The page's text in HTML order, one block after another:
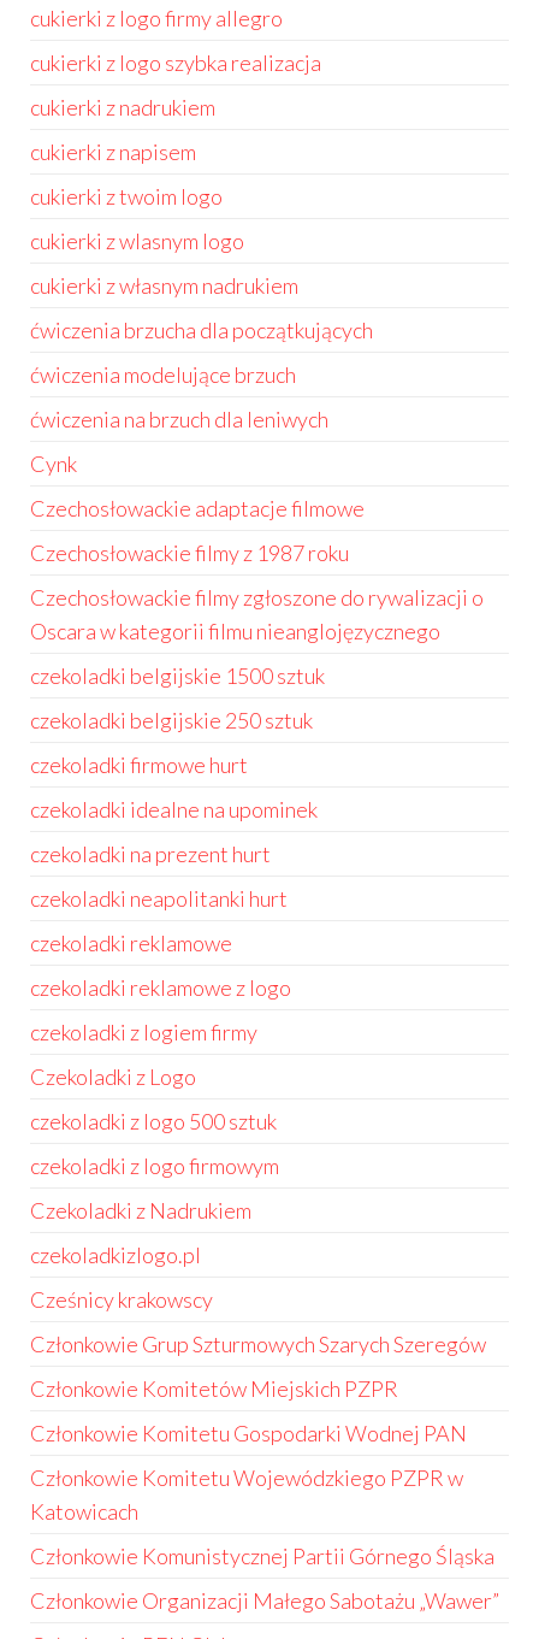
cukierki z logo firmy allegro
cukierki z logo szybka realizacja
cukierki z nadrukiem
cukierki z napisem
cukierki z twoim logo
cukierki z wlasnym logo
cukierki z własnym nadrukiem
ćwiczenia brzucha dla początkujących
ćwiczenia modelujące brzuch
ćwiczenia na brzuch dla leniwych
Cynk
Czechosłowackie adaptacje filmowe
Czechosłowackie filmy z 1987 roku
Czechosłowackie filmy zgłoszone do rywalizacji o
Oscara w kategorii filmu nieanglojęzycznego
czekoladki belgijskie 1500 sztuk
czekoladki belgijskie 250 sztuk
czekoladki firmowe hurt
czekoladki idealne na upominek
czekoladki na prezent hurt
czekoladki neapolitanki hurt
czekoladki reklamowe
czekoladki reklamowe z logo
czekoladki z logiem firmy
Czekoladki z Logo
czekoladki z logo 500 sztuk
czekoladki z logo firmowym
Czekoladki z Nadrukiem
czekoladkizlogo.pl
Cześnicy krakowscy
Członkowie Grup Szturmowych Szarych Szeregów
Członkowie Komitetów Miejskich PZPR
Członkowie Komitetu Gospodarki Wodnej PAN
Członkowie Komitetu Wojewódzkiego PZPR w
Katowicach
Członkowie Komunistycznej Partii Górnego Śląska
Członkowie Organizacji Małego Sabotażu „Wawer”